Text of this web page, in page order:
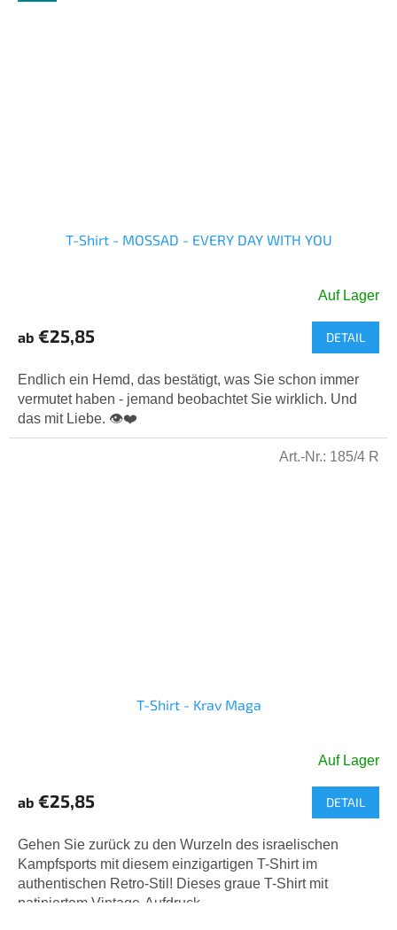
T-Shirt - MOSSAD - EVERY DAY WITH YOU
Produktbewertung
5,0
von
5
Sternen.
Auf Lager
ab €25,85 DETAIL
Endlich ein Hemd, das bestätigt, was Sie schon immer
vermutet haben - jemand beobachtet Sie wirklich. Und
das mit Liebe. 👁️❤️
T-Shirt - Krav Maga
Auf Lager
ab €25,85 DETAIL
Gehen Sie zurück zu den Wurzeln des israelischen
Kampfsports mit diesem einzigartigen T-Shirt im
authentischen Retro-Stil! Dieses graue T-Shirt mit
patiniertem Vintage-Aufdruck...
Art.-Nr.: 185/4 R